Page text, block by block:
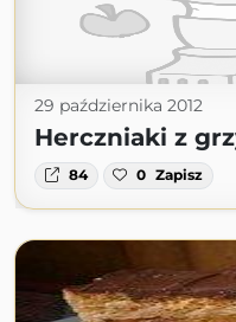
29 października 2012
Herczniaki z
84 0 Zapisz